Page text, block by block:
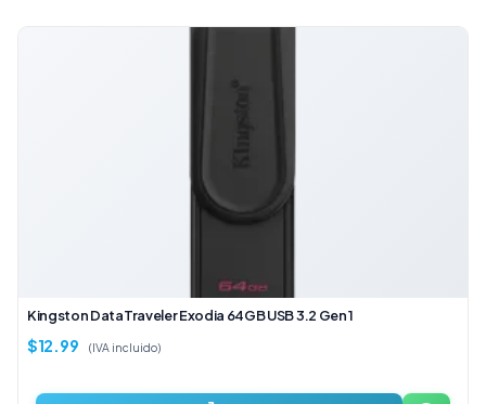
Kingston DataTraveler Exodia 64GB USB 3.2 Gen 1
$12.99 (IVA incluido)